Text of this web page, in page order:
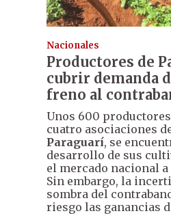
Nacionales
Productores de
cubrir demanda
freno al
Unos 600
cuatro asociaciones
Paraguarí, se
desarrollo de sus
el mercado nacional
Sin embargo, la
sombra del
riesgo las ganancias